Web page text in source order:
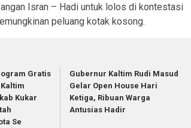
Isran – Hadi untuk lolos di kontestasi
peluang kotak kosong.
Gratis
Kukar
Se
Gubernur Kaltim Rudi Masud
Gelar Open House Hari
Ketiga, Ribuan Warga
Antusias Hadir